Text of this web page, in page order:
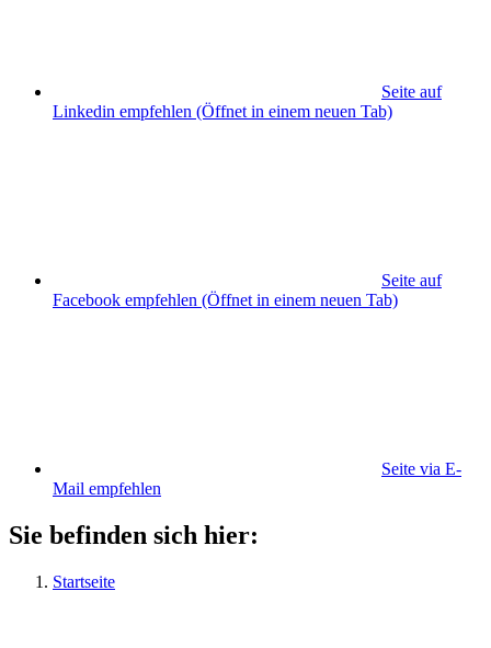
Seite auf
Linkedin empfehlen (Öffnet in einem neuen Tab)
Seite auf
Facebook empfehlen (Öffnet in einem neuen Tab)
Seite via E-
Mail empfehlen
Sie befinden sich hier:
Startseite